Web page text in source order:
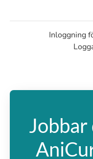
Inloggning
Jobbar